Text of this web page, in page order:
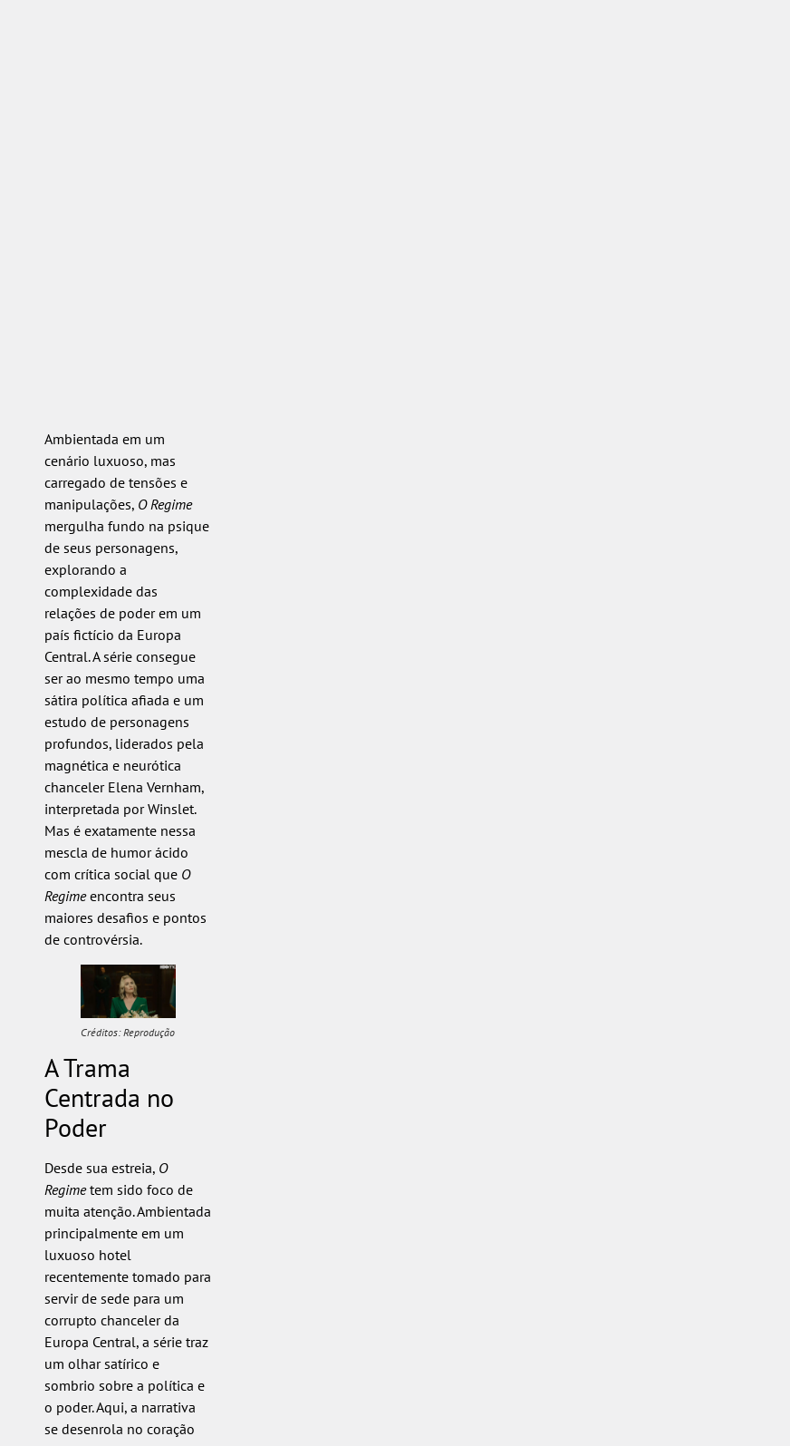
Ambientada em um
cenário luxuoso, mas
carregado de tensões e
manipulações, O Regime
mergulha fundo na psique
de seus personagens,
explorando a
complexidade das
relações de poder em um
país fictício da Europa
Central. A série consegue
ser ao mesmo tempo uma
sátira política afiada e um
estudo de personagens
profundos, liderados pela
magnética e neurótica
chanceler Elena Vernham,
interpretada por Winslet.
Mas é exatamente nessa
mescla de humor ácido
com crítica social que O
Regimeencontra seus
maiores desafios e pontos
de controvérsia.
Créditos: Reprodução
A Trama
Centrada no
Poder
Desde sua estreia, O
Regimetem sido foco de
muita atenção. Ambientada
principalmente em um
luxuoso hotel
recentemente tomado para
servir de sede para um
corrupto chanceler da
Europa Central, a série traz
um olhar satírico e
sombrio sobre a política e
o poder. Aqui, a narrativa
se desenrola no coração